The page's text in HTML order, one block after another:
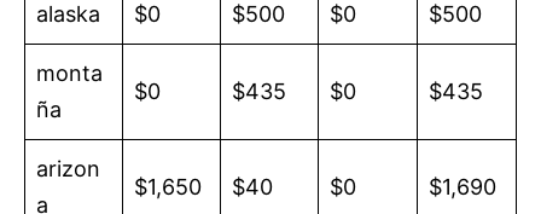
alaska $0 $500 $0 $500
monta
ña
$0 $435 $0 $435
arizon
a
$1,650 $40 $0 $1,690